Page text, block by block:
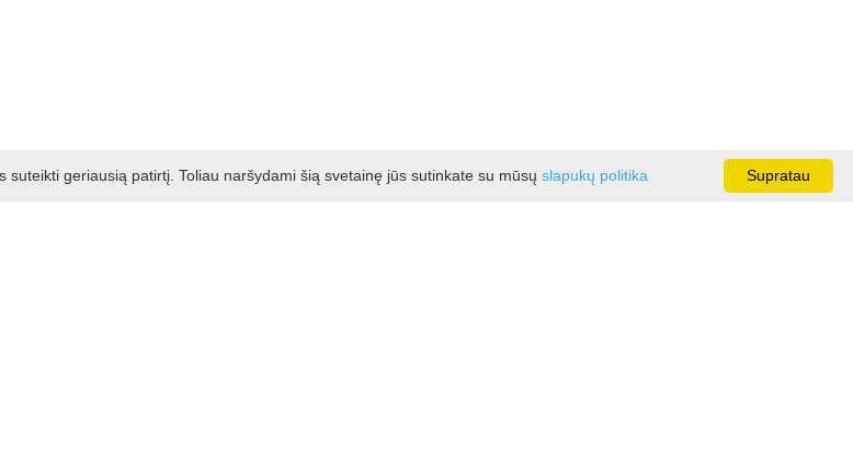
Supratau
geriausią patirtį. Toliau naršydami šią svetainę jūs sutinkate su mūsų slapukų politika